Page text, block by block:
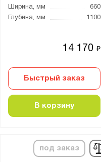
Ширина, мм
660
Глубина, мм
1100
14 170₽
Быстрый заказ
В корзину
под заказ